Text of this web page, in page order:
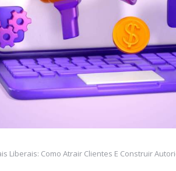
Liberais: Como Atrair Clientes E Construir